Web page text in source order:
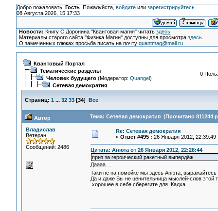
Добро пожаловать, Гость. Пожалуйста, войдитеили зарегистрируйтесь.
08 Августа 2026, 15:17:33
Новости: Книгу С.Доронина "Квантовая магия" читатьздесь
Материалы старого сайта "Физика Магии" доступны для просмотраздесь
О замеченных глюках просьба писать на почтуquantmag@mail.ru
Квантовый Портал
Тематические разделы
Человек будущего(Модератор: Quangel)
Сетевая демократия
0
Страниц: 1 ... 32 33[34] Все
Автор Тема: Сетевая демократия (Прочитано 811244
Владислав
Ветеран
Сообщений: 2486
Re: Сетевая демократия
« Ответ #495 : 26 Января 2012, 22:39:49
Цитата: Анюта от 26 Января 2012, 22:28:44
приз за героический ракетный выпердёж
Даааа ...
Таки не на помойке мы здесь Анюта,
Да и даже Вы не ценительница мыслей-слов этой
хорошее в себе сберегите для Кадха.